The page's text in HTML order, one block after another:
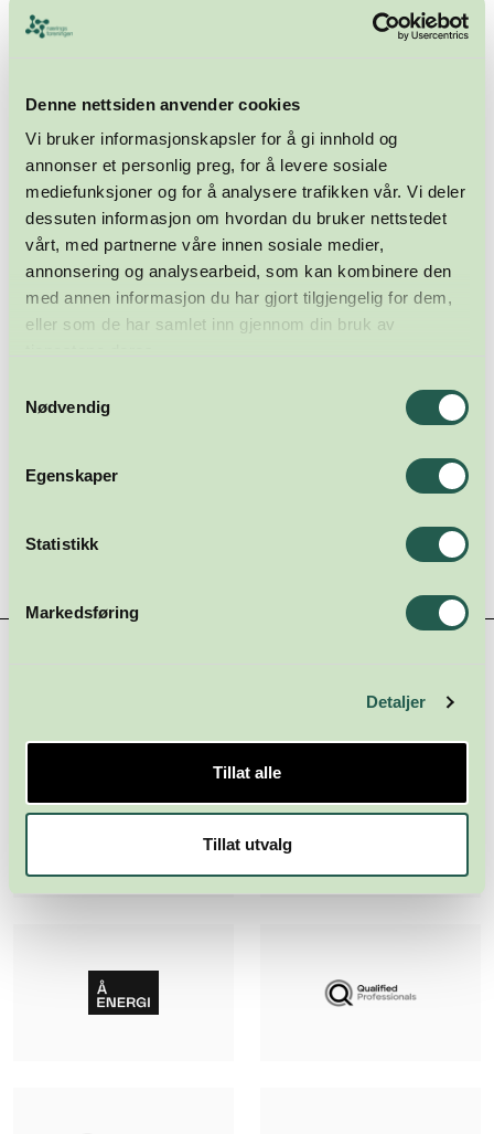
Denne nettsiden anvender cookies
Vi bruker informasjonskapsler for å gi innhold og
annonser et personlig preg, for å levere sosiale
mediefunksjoner og for å analysere trafikken vår. Vi deler
dessuten informasjon om hvordan du bruker nettstedet
vårt, med partnerne våre innen sosiale medier,
annonsering og analysearbeid, som kan kombinere den
med annen informasjon du har gjort tilgjengelig for dem,
eller som de har samlet inn gjennom din bruk av
Nødvendig
Egenskaper
Statistikk
Markedsføring
Detaljer
Tillat alle
Tillat utvalg
minst 1 måned før innkalling til første ordinære
generalforsamling hvor forslaget skal behandles. Endelig
varsel.
Forslag om å inngå fusjon eller lignende med annen
næringsorganisasjon med tilsvarende formål behandles
etter reglene i denne bestemmelse og i § 12. For gyldig
vedtak kreves minst 2/3 flertall av de avgitte stemmer i
hver av de to påfølgende generalforsamlinger.
Overtagelse av andre foreninger som driver sin virksomhet
innenfor formålsparagrafen i disse vedtekter, men som ikke
medfører vedtektsendringer, kan vedtas av Styret.
Dersom det ved foreningens oppløsning skulle foreligge
formue, skal Generalforsamlingen treffe beslutning om
tiltak som samsvarer med foreningens formål.